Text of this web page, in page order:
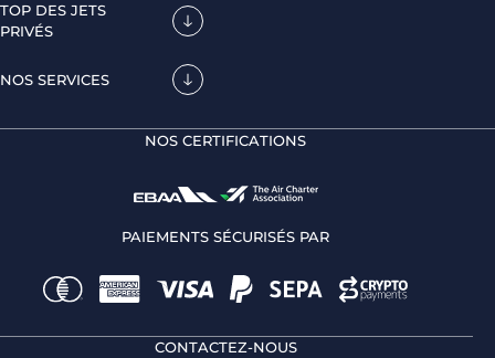
TOP DES JETS
PRIVÉS
NOS SERVICES
NOS CERTIFICATIONS
PAIEMENTS SÉCURISÉS PAR
CONTACTEZ-NOUS